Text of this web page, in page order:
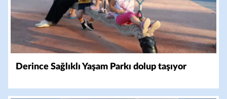
Derince Sağlıklı Yaşam Parkı dolup taşıyor